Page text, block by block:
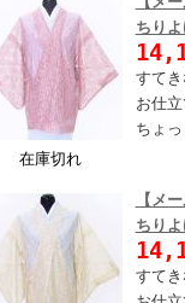
在庫切れ
ちり
すて
お仕
ちょ
【メ
ちり
すて